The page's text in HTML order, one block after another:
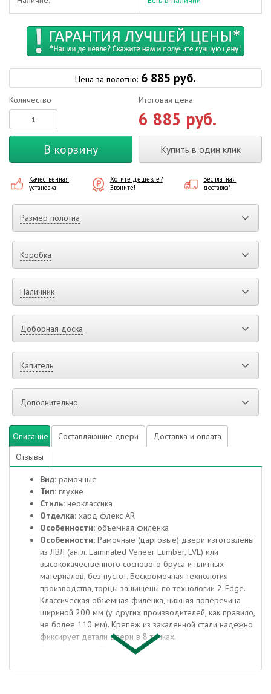
Цена за полотно: 6 885 руб.
Количество Итоговая цена
6 885 руб.
В корзину Купить в один клик
Качественная
установка
Хотите дешевле?
Звоните!
Бесплатная
доставка*
Размер полотна
Коробка
Наличник
Доборная доска
Капитель
Дополнительно
Описание Составляющие двери
Доставка и оплата
Отзывы
Вид: рамочные
Тип: глухие
Стиль: неоклассика
Отделка: хард флекс AR
Особенности: объемная филенка
Особенности: Рамочные (царговые) двери изготовлены
из ЛВЛ (англ. Laminated Veneer Lumber, LVL) или
высококачественного соснового бруса и плитных
материалов, без пустот. Бескромочная технология
производства, торцы защищены по технологии 2-Edge.
Классическая объемная филенка, нижняя поперечина
шириной 200 мм (у других производителей, как правило,
не более 110 мм). Крепеж из закаленной стали надежно
фиксирует детали двери в 8 точках.
Hard Flex AR — декоративный материал с
отличается высокой* стойкостью к истиранию и